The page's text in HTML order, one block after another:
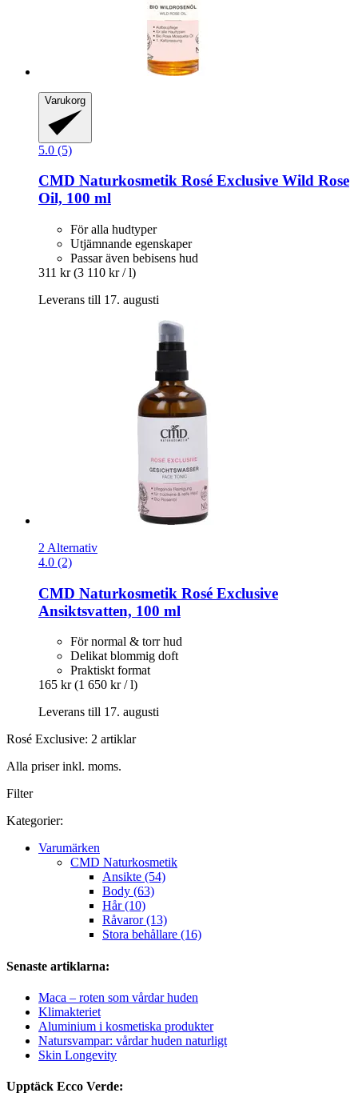
Varukorg
5.0 (5)
CMD Naturkosmetik Rosé Exclusive Wild Rose
Oil, 100 ml
För alla hudtyper
Utjämnande egenskaper
Passar även bebisens hud
311 kr (3 110 kr / l)
Leverans till 17. augusti
2 Alternativ
4.0 (2)
CMD Naturkosmetik Rosé Exclusive
Ansiktsvatten, 100 ml
För normal & torr hud
Delikat blommig doft
Praktiskt format
165 kr (1 650 kr / l)
Leverans till 17. augusti
Rosé Exclusive: 2 artiklar
Alla priser inkl. moms.
Filter
Kategorier:
Varumärken
CMD Naturkosmetik
Ansikte (54)
Body (63)
Hår (10)
Råvaror (13)
Stora behållare (16)
Senaste artiklarna:
Maca – roten som vårdar huden
Klimakteriet
Aluminium i kosmetiska produkter
Natursvampar: vårdar huden naturligt
Skin Longevity
Upptäck Ecco Verde: